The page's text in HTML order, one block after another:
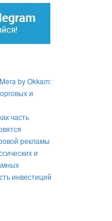
by Okkam:
и
часть
рекламы
и
инвестиций